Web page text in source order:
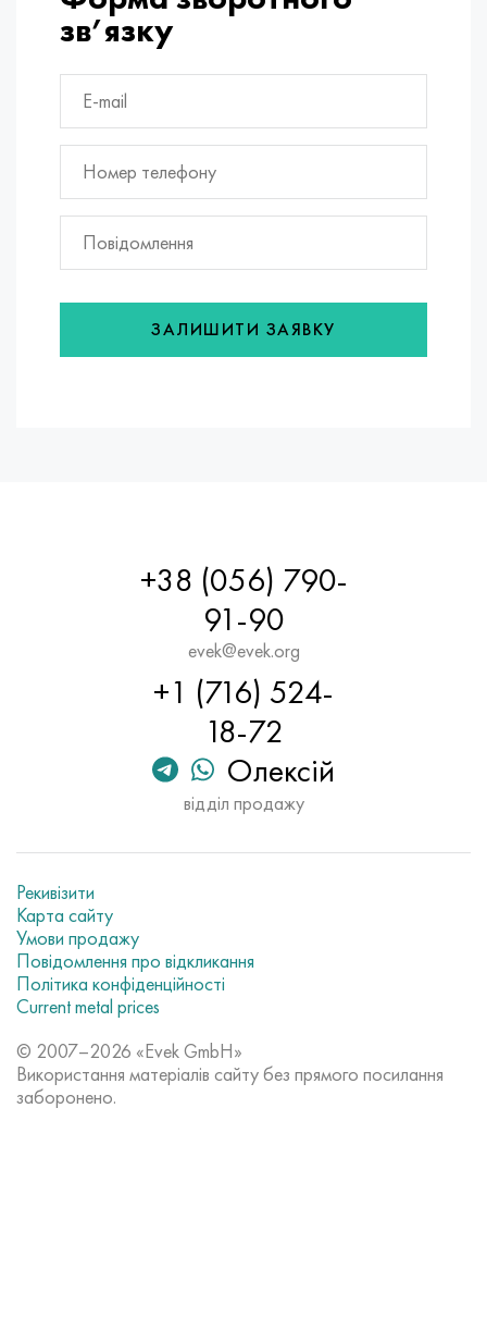
зв’язку
ЗАЛИШИТИ ЗАЯВКУ
+38 (056) 790-
91-90
evek@evek.org
+1 (716) 524-
18-72
Олексій
відділ продажу
Рекивізити
Карта сайту
Умови продажу
Повідомлення про відкликання
Політика конфіденційності
Current metal prices
© 2007–2026 «Evek GmbH»
Використання матеріалів сайту без прямого посилання
заборонено.